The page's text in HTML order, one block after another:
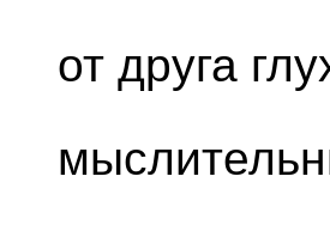
от друга